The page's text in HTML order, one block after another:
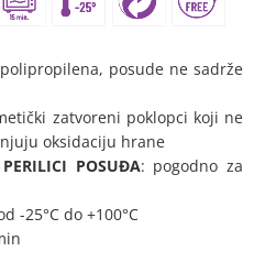
posude ne sadrže
zatvoreni poklopci koji ne
oksidaciju hrane
POSUĐA: pogodno za
-25°C do +100°C